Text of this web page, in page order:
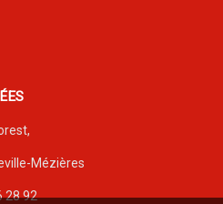
Mézières
28 92